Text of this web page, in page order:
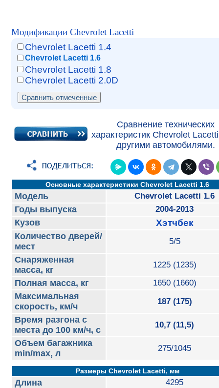
Модификации Chevrolet Lacetti
Chevrolet Lacetti 1.4
Chevrolet Lacetti 1.6
Chevrolet Lacetti 1.8
Chevrolet Lacetti 2.0D
Сравнение технических
характеристик Chevrolet
другими автомобилями.
Основные характеристики Chevrolet Lacetti 1.6
Модель Chevrolet Lacetti 1.6
Годы выпуска 2004-2013
Кузов Хэтчбек
Количество дверей/
мест
5/5
Снаряженная
масса, кг
1225 (1235)
Полная масса, кг 1650 (1660)
Максимальная
скорость, км/ч
187 (175)
Время разгона с
места до 100 км/ч, с
10,7 (11,5)
Объем багажника
min/max, л
275/1045
Размеры Chevrolet Lacetti, мм
Длина 4295